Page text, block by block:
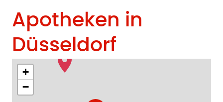
Apotheken in
Düsseldorf
+
−